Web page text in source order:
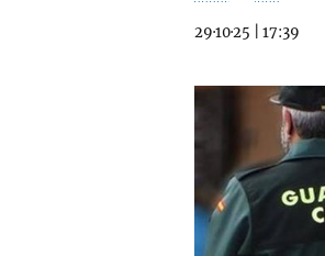
29·10·25 17:39